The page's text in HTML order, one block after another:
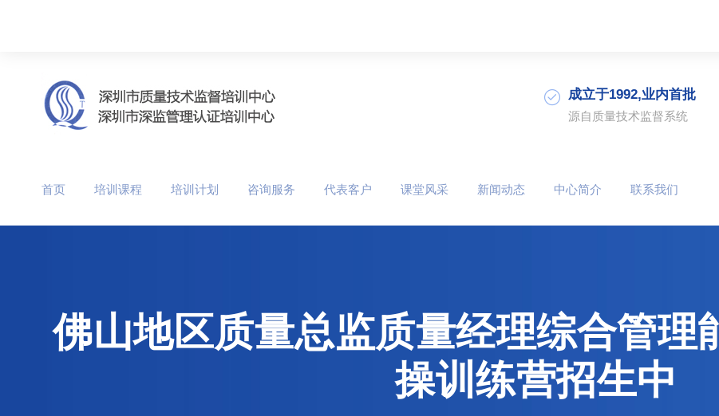
成立于1992,业内首批
源自质量技术监督系统
首页 培训课程 培训计划 咨询服务 代表客户 课堂风采 新闻动态 中心简介 联系我们
佛山地区质量总监质量经理综合管理
操训练营招生中